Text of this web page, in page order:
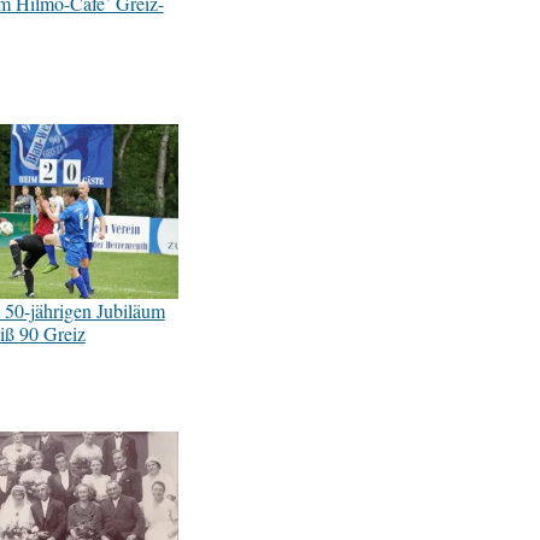
jährigen Jubiläum
90 Greiz